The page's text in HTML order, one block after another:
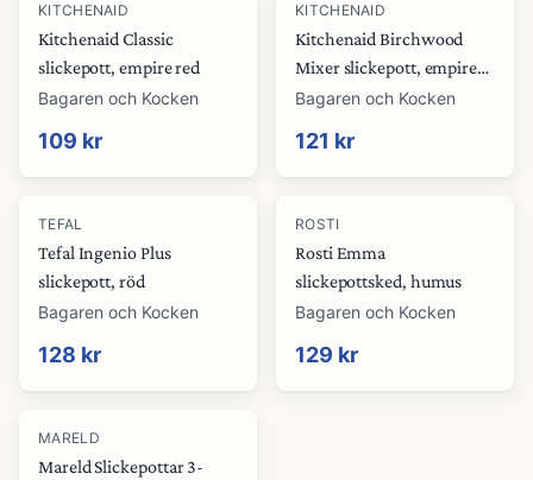
KITCHENAID
Kitchenaid Classic
slickepott, empire red
Bagaren och Kocken
109 kr
KITCHENAID
Kitchenaid Birchwood
Mixer slickepott, empire
red
Bagaren och Kocken
121 kr
TEFAL
Tefal Ingenio Plus
slickepott, röd
Bagaren och Kocken
128 kr
ROSTI
Rosti Emma
slickepottsked, humus
Bagaren och Kocken
129 kr
MARELD
Mareld Slickepottar 3-